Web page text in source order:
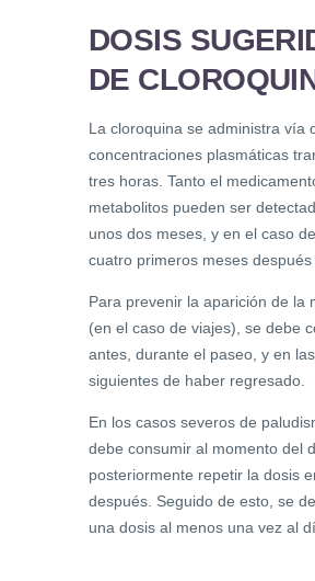
DOSIS
DE
La cloroquina se administra vía
concentraciones plasmáticas
tres horas. Tanto el
metabolitos pueden ser
unos dos meses, y en el caso
cuatro primeros meses después
Para prevenir la aparición de la
(en el caso de viajes), se debe
antes, durante el paseo, y en
siguientes de haber regresado.
En los casos severos de
debe consumir al momento del
posteriormente repetir la dosis
después. Seguido de esto, se
una dosis al menos una vez al